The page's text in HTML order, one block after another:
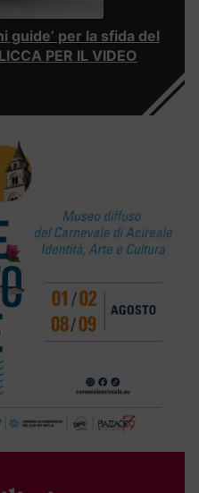
guide’ per la sfida del
PER IL VIDEO